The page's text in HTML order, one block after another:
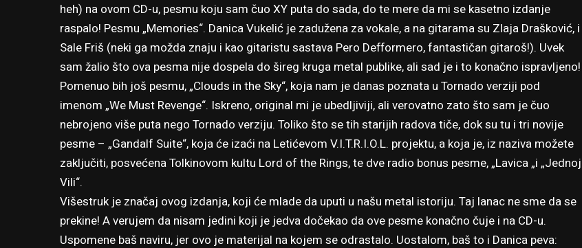
heh) na ovom CD-u, pesmu koju sam čuo XY puta do sada, do te mere da mi se kasetno izdanje
raspalo! Pesmu „Memories“. Danica Vukelić je zadužena za vokale, a na gitarama su Zlaja Drašković, i
Sale Friš (neki ga možda znaju i kao gitaristu sastava Pero Defformero, fantastičan gitaroš!). Uvek
sam žalio što ova pesma nije dospela do šireg kruga metal publike, ali sad je i to konačno ispravljeno!
Pomenuo bih još pesmu, „Clouds in the Sky“, koja nam je danas poznata u Tornado verziji pod
imenom „We Must Revenge“. Iskreno, original mi je ubedljiviji, ali verovatno zato što sam je čuo
nebrojeno više puta nego Tornado verziju. Toliko što se tih starijih radova tiče, dok su tu i tri novije
pesme – „Gandalf Suite“, koja će izaći na Letićevom V.I.T.R.I.O.L. projektu, a koja je, iz naziva možete
zaključiti, posvećena Tolkinovom kultu Lord of the Rings, te dve radio bonus pesme, „Lavica „i „Jednoj
Vili“.
Višestruk je značaj ovog izdanja, koji će mlade da uputi u našu metal istoriju. Taj lanac ne sme da se
prekine! A verujem da nisam jedini koji je jedva dočekao da ove pesme konačno čuje i na CD-u.
Uspomene baš naviru, jer ovo je materijal na kojem se odrastalo. Uostalom, baš to i Danica peva: